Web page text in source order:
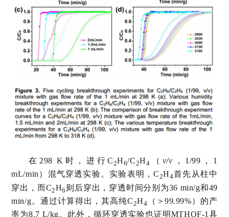
在 298 K 时，进行C2H6/C2H4 （ v/v ， 1/99 ， 1
mL/min）混气穿透实验。实验表明，C2H4首先从柱中
穿出，而C2H6 则后穿出，穿透时间分别为36 min/g和49
min/g。通过计算得出，其高纯C2H4 （＞99.99%）的产
率为8.7 L/kg。此外，循环穿透实验也证明MTHOF-1 具